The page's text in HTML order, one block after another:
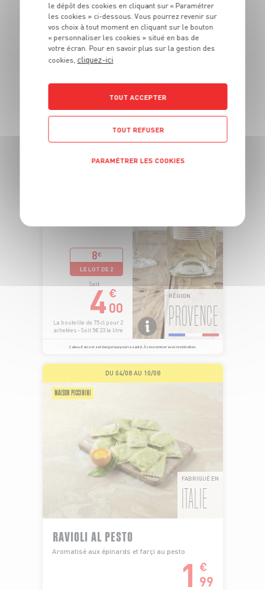
DU 27/07 AU 23/08
IGP VAR "MAS
ENSOLEILLÉ"
8€
LE LOT DE 2
Soit
4 €
00
La bouteille de 75 cl pour 2
achetées - Soit 5€33 le litre
RÉGION
PROVENCE
L’abus d’alcool est dangereux pour la santé. À consommer avec modération.
DU 04/08 AU 10/08
MAISON PICCININI
FABRIQUÉ EN
ITALIE
RAVIOLI AL PESTO
Aromatisé aux épinards et farçi au pesto
1 €
99
le dépôt des cookies en cliquant sur « Paramétrer
les cookies » ci-dessous. Vous pourrez revenir sur
vos choix à tout moment en cliquant sur le bouton
« personnaliser les cookies » situé en bas de
votre écran. Pour en savoir plus sur la gestion des
cookies, cliquez-ici
TOUT ACCEPTER
TOUT REFUSER
PARAMÉTRER LES COOKIES